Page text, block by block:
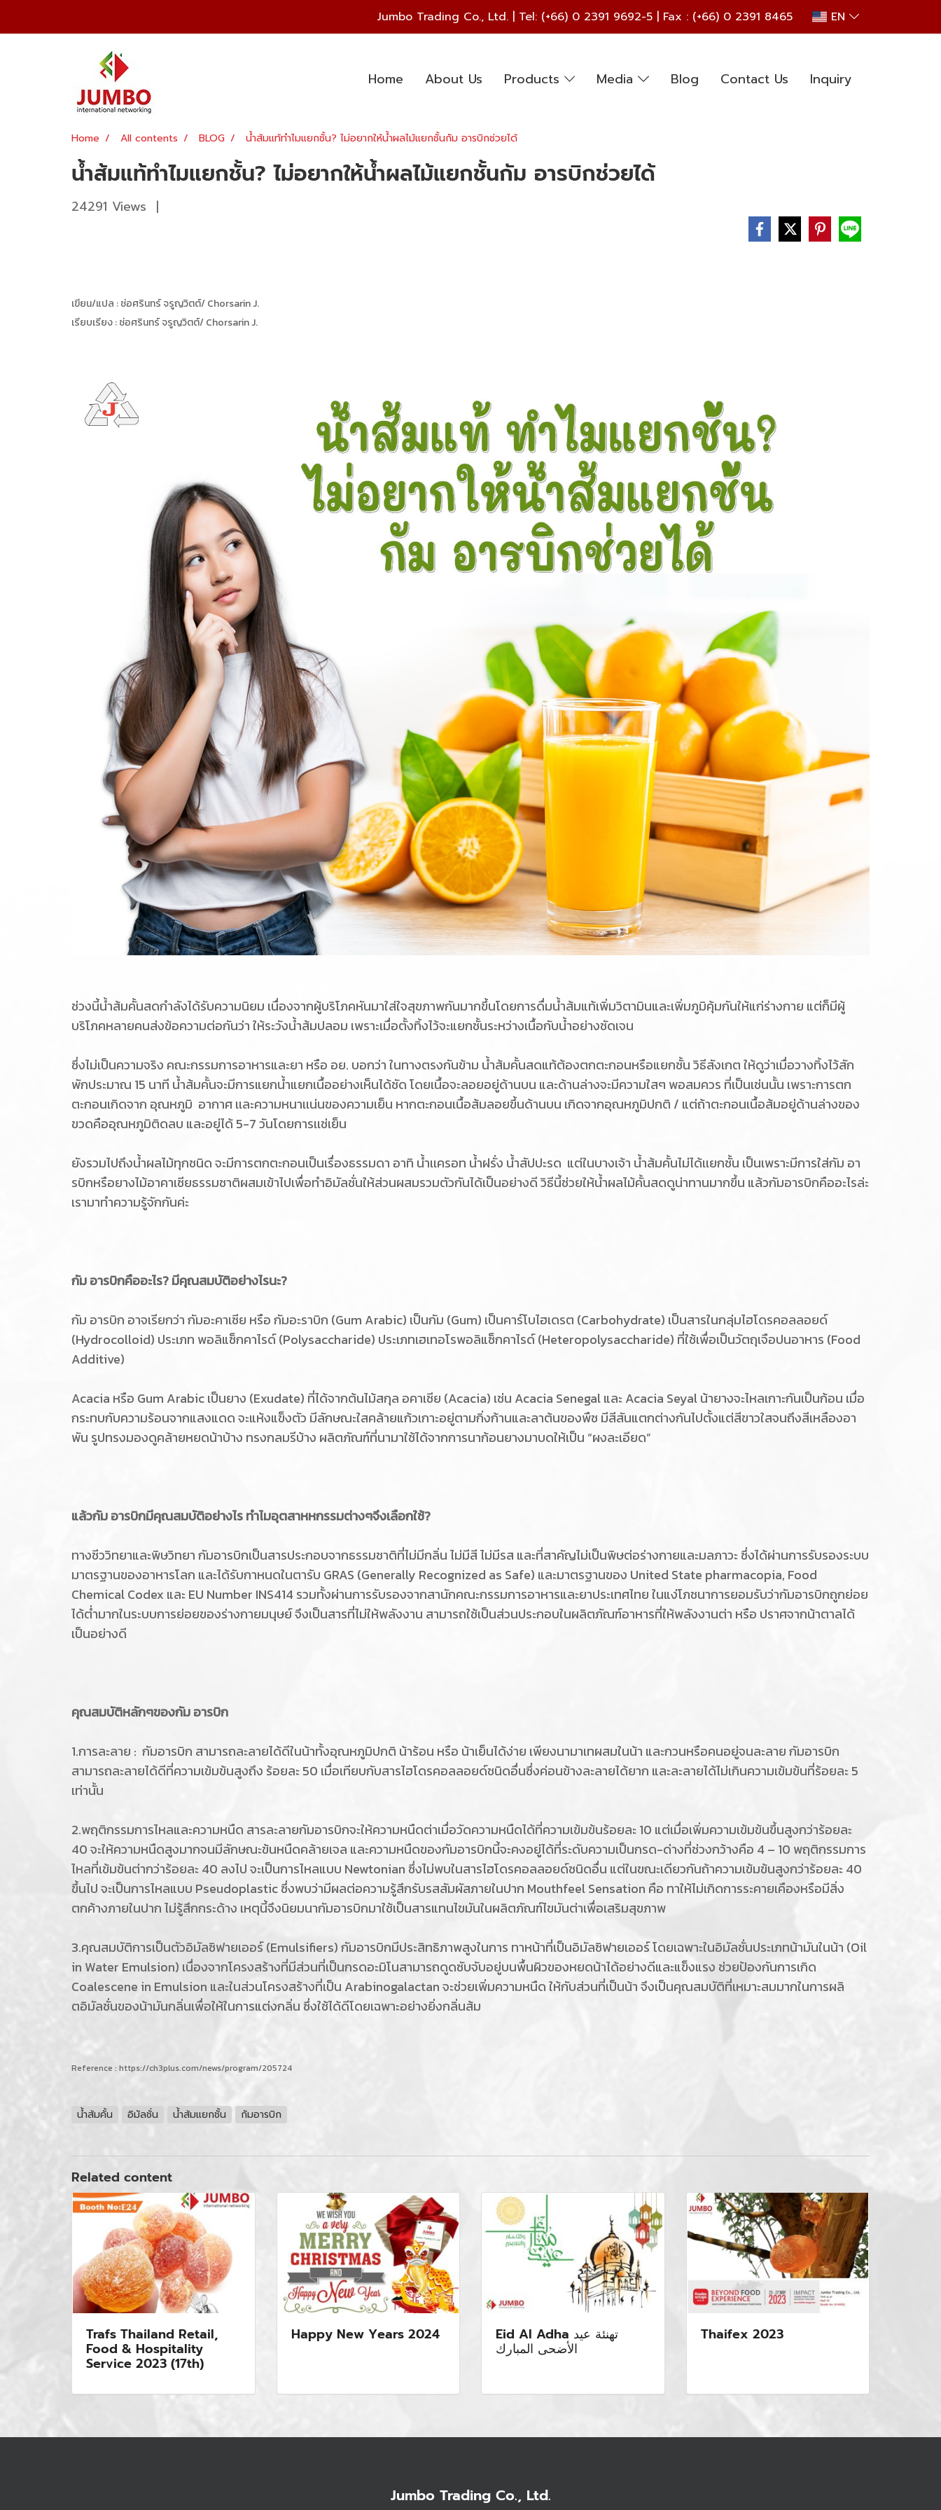
Jumbo Trading Co., Ltd. | Tel: (+66) 0 2391 9692-5 | Fax : (+66) 0 2391 8465 EN
Home About Us Products Media Blog Contact Us Inquiry
Home All contents BLOG น้ำส้มแท้ทำไมแยกชั้น? ไม่อยากให้น้ำผลไม้แยกชั้นกัม อารบิกช่วยได้
น้ำส้มแท้ทำไมแยกชั้น? ไม่อยากให้น้ำผลไม้แยกชั้นกัม อารบิกช่วยได้
24291 Views |
เขียน/แปล : ช่อศรินทร์ จรูญวิตต์/ Chorsarin J.
เรียบเรียง : ช่อศรินทร์ จรูญวิตต์/ Chorsarin J.
ช่วงนี้น้ำส้มคั้นสดกำลังได้รับความนิยม เนื่องจากผู้บริโภคหันมาใส่ใจสุขภาพกันมากขึ้นโดยการดื่มน้ำส้มแท้เพิ่มวิตามินและเพิ่มภูมิคุ้มกันให้แก่ร่างกาย แต่ก็มีผู้
บริโภคหลายคนส่งข้อความต่อกันว่า ให้ระวังน้ำส้มปลอม เพราะเมื่อตั้งทิ้งไว้จะแยกชั้นระหว่างเนื้อกับน้ำอย่างชัดเจน
ซึ่งไม่เป็นความจริง คณะกรรมการอาหารและยา หรือ อย. บอกว่า ในทางตรงกันข้าม น้ำส้มคั้นสดแท้ต้องตกตะกอนหรือแยกชั้น วิธีสังเกต ให้ดูว่าเมื่อวางทิ้งไว้สัก
พักประมาณ 15 นาที น้ำส้มคั้นจะมีการแยกน้ำแยกเนื้ออย่างเห็นได้ชัด โดยเนื้อจะลอยอยู่ด้านบน และด้านล่างจะมีความใสๆ พอสมควร ที่เป็นเช่นนั้น เพราะการตก
ตะกอนเกิดจาก อุณหภูมิ อากาศ เเละความหนาเเน่นของความเย็น หากตะกอนเนื้อส้มลอยขึ้นด้านบน เกิดจากอุณหภูมิปกติ / แต่ถ้าตะกอนเนื้อส้มอยู่ด้านล่างของ
ขวดคืออุณหภูมิติดลบ และอยู่ได้ 5-7 วันโดยการเเช่เย็น
ยังรวมไปถึงน้ำผลไม้ทุกชนิด จะมีการตกตะกอนเป็นเรื่องธรรมดา อาทิ น้ำเเครอท น้ำฝรั่ง น้ำสัปปะรด แต่ในบางเจ้า น้ำส้มคั้นไม่ได้เเยกชั้น เป็นเพราะมีการใส่กัม อา
รบิกหรือยางไม้อาคาเซียธรรมชาติผสมเข้าไปเพื่อทำอิมัลชั่นให้ส่วนผสมรวมตัวกันได้เป็นอย่างดี วิธีนี้ช่วยให้น้ำผลไม้คั้นสดดูน่าทานมากขึ้น แล้วกัมอารบิกคืออะไรล่ะ
เรามาทำความรู้จักกันค่ะ
กัม อารบิกคืออะไร? มีคุณสมบัติอย่างไรนะ?
กัม อารบิก อาจเรียกว่า กัมอะคาเซีย หรือ กัมอะราบิก (Gum Arabic) เป็นกัม (Gum) เป็นคาร์โบไฮเดรต (Carbohydrate) เป็นสารในกลุ่มไฮโดรคอลลอยด์
(Hydrocolloid) ประเภท พอลิแซ็กคาไรด์ (Polysaccharide) ประเภทเฮเทอโรพอลิแซ็กคาไรด์ (Heteropolysaccharide) ที่ใช้เพื่อเป็นวัตถุเจือปนอาหาร (Food
Additive)
Acacia หรือ Gum Arabic เป็นยาง (Exudate) ที่ได้จากต้นไม้สกุล อคาเซีย (Acacia) เช่น Acacia Senegal และ Acacia Seyal น้ายางจะไหลเกาะกันเป็นก้อน เมื่อ
กระทบกับความร้อนจากแสงแดด จะแห้งแข็งตัว มีลักษณะใสคล้ายแก้วเกาะอยู่ตามกิ่งก้านและลาต้นของพืช มีสีสันแตกต่างกันไปตั้งแต่สีขาวใสจนถึงสีเหลืองอา
พัน รูปทรงมองดูคล้ายหยดน้าบ้าง ทรงกลมรีบ้าง ผลิตภัณฑ์ที่นามาใช้ได้จากการนาก้อนยางมาบดให้เป็น “ผงละเอียด”
แล้วกัม อารบิกมีคุณสมบัติอย่างไร ทำไมอุตสาหหกรรมต่างๆจึงเลือกใช้?
ทางชีววิทยาและพิษวิทยา กัมอารบิกเป็นสารประกอบจากธรรมชาติที่ไม่มีกลิ่น ไม่มีสี ไม่มีรส และที่สาคัญไม่เป็นพิษต่อร่างกายและมลภาวะ ซึ่งได้ผ่านการรับรองระบบ
มาตรฐานของอาหารโลก และได้รับกาหนดในตารับ GRAS (Generally Recognized as Safe) และมาตรฐานของ United State pharmacopia, Food
Chemical Codex และ EU Number INS414 รวมทั้งผ่านการรับรองจากสานักคณะกรรมการอาหารและยาประเทศไทย ในแง่โภชนาการยอมรับว่ากัมอารบิกถูกย่อย
ได้ต่ำมากในระบบการย่อยของร่างกายมนุษย์ จึงเป็นสารที่ไม่ให้พลังงาน สามารถใช้เป็นส่วนประกอบในผลิตภัณฑ์อาหารที่ให้พลังงานต่า หรือ ปราศจากน้าตาลได้
เป็นอย่างดี
คุณสมบัติหลักๆของกัม อารบิก
1.การละลาย : กัมอารบิก สามารถละลายได้ดีในน้าทั้งอุณหภูมิปกติ น้าร้อน หรือ น้าเย็นได้ง่าย เพียงนามาเทผสมในน้า และกวนหรือคนอยู่จนละลาย กัมอารบิก
สามารถละลายได้ดีที่ความเข้มข้นสูงถึง ร้อยละ 50 เมื่อเทียบกับสารไฮโดรคอลลอยด์ชนิดอื่นซึ่งค่อนข้างละลายได้ยาก และละลายได้ไม่เกินความเข้มข้นที่ร้อยละ 5
เท่านั้น
2.พฤติกรรมการไหลและความหนืด สารละลายกัมอารบิกจะให้ความหนืดต่าเมื่อวัดความหนืดได้ที่ความเข้มข้นร้อยละ 10 แต่เมื่อเพิ่มความเข้มข้นขึ้นสูงกว่าร้อยละ
40 จะให้ความหนืดสูงมากจนมีลักษณะข้นหนืดคล้ายเจล และความหนืดของกัมอารบิกนี้จะคงอยู่ได้ที่ระดับความเป็นกรด-ด่างที่ช่วงกว้างคือ 4 – 10 พฤติกรรมการ
ไหลที่เข้มข้นต่ากว่าร้อยละ 40 ลงไป จะเป็นการไหลแบบ Newtonian ซึ่งไม่พบในสารไฮโดรคอลลอยด์ชนิดอื่น แต่ในขณะเดียวกันถ้าความเข้มข้นสูงกว่าร้อยละ 40
ขึ้นไป จะเป็นการไหลแบบ Pseudoplastic ซึ่งพบว่ามีผลต่อความรู้สึกรับรสสัมผัสภายในปาก Mouthfeel Sensation คือ ทาให้ไม่เกิดการระคายเคืองหรือมีสิ่ง
ตกค้างภายในปาก ไม่รู้สึกกระด้าง เหตุนี้จึงนิยมนากัมอารบิกมาใช้เป็นสารแทนไขมันในผลิตภัณฑ์ไขมันต่าเพื่อเสริมสุขภาพ
3.คุณสมบัติการเป็นตัวอิมัลซิฟายเออร์ (Emulsifiers) กัมอารบิกมีประสิทธิภาพสูงในการ ทาหน้าที่เป็นอิมัลซิฟายเออร์ โดยเฉพาะในอิมัลชั่นประเภทน้ามันในน้า (Oil
in Water Emulsion) เนื่องจากโครงสร้างที่มีส่วนที่เป็นกรดอะมิโนสามารถดูดซับจับอยู่บนพื้นผิวของหยดน้าได้อย่างดีและแข็งแรง ช่วยป้องกันการเกิด
Coalescene in Emulsion และในส่วนโครงสร้างที่เป็น Arabinogalactan จะช่วยเพิ่มความหนืด ให้กับส่วนที่เป็นน้า จึงเป็นคุณสมบัติที่เหมาะสมมากในการผลิ
ตอิมัลชั่นของน้ามันกลิ่นเพื่อให้ในการแต่งกลิ่น ซึ่งใช้ได้ดีโดยเฉพาะอย่างยิ่งกลิ่นส้ม
Reference : https://ch3plus.com/news/program/205724
น้ำส้มคั้น อิมัลชั่น น้ำส้มแยกชั้น กัมอารบิก
Related content
Trafs Thailand Retail,
Food & Hospitality
Service 2023 (17th)
Happy New Years 2024 Eid Al Adha تهنئة عيد
الأضحى المبارك
Thaifex 2023
Jumbo Trading Co., Ltd.